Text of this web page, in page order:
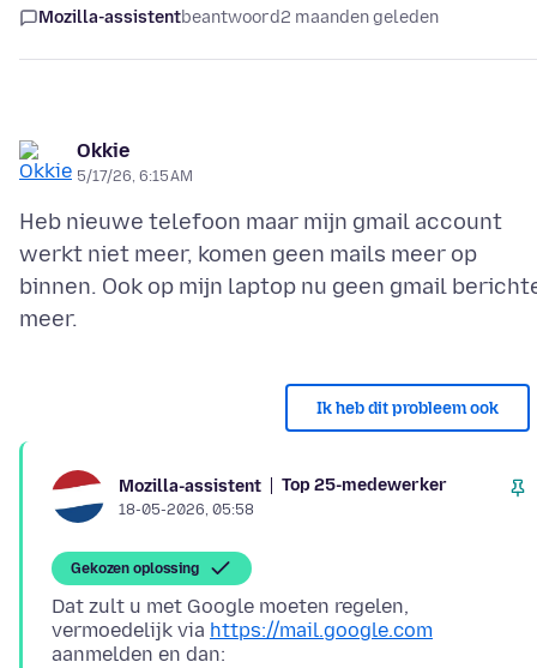
Mozilla-assistentbeantwoord2 maanden geleden
Okkie
5/17/26, 6:15 AM
Heb nieuwe telefoon maar mijn gmail account
werkt niet meer, komen geen mails meer op
binnen. Ook op mijn laptop nu geen gmail
Ik heb dit probleem ook
Mozilla-assistent Top 25-medewerker
18-05-2026, 05:58
Gekozen oplossing
Dat zult u met Google moeten regelen,
vermoedelijk via https://mail.google.com
aanmelden en dan: